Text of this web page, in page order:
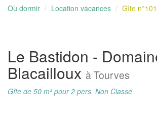
Où dormir Location vacances
Gîte
Le Bastidon -
Blacailloux à Tourves
Gîte de 50 m² pour 2 pers. Non Classé